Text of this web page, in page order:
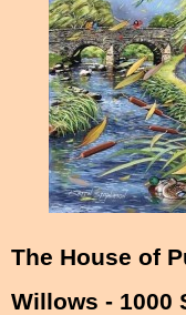
The House of
Willows - 1000